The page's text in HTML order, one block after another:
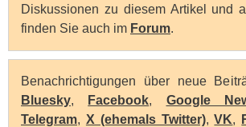
Diskussionen zu diesem Artikel und
finden Sie auch im Forum.
Benachrichtigungen über neue
Bluesky, Facebook, Google
Telegram, X (ehemals Twitter),VK,